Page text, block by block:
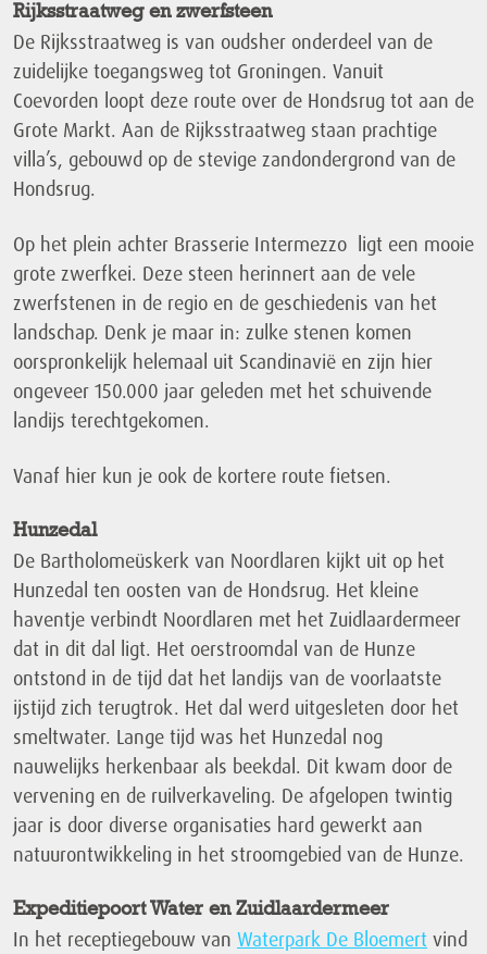
Rijksstraatweg en zwerfsteen
De Rijksstraatweg is van oudsher onderdeel van de
zuidelijke toegangsweg tot Groningen. Vanuit
Coevorden loopt deze route over de Hondsrug tot aan de
Grote Markt. Aan de Rijksstraatweg staan prachtige
villa’s, gebouwd op de stevige zandondergrond van de
Hondsrug.
Op het plein achter Brasserie Intermezzo ligt een mooie
grote zwerfkei. Deze steen herinnert aan de vele
zwerfstenen in de regio en de geschiedenis van het
landschap. Denk je maar in: zulke stenen komen
oorspronkelijk helemaal uit Scandinavië en zijn hier
ongeveer 150.000 jaar geleden met het schuivende
landijs terechtgekomen.
Vanaf hier kun je ook de kortere route fietsen.
Hunzedal
De Bartholomeüskerk van Noordlaren kijkt uit op het
Hunzedal ten oosten van de Hondsrug. Het kleine
haventje verbindt Noordlaren met het Zuidlaardermeer
dat in dit dal ligt. Het oerstroomdal van de Hunze
ontstond in de tijd dat het landijs van de voorlaatste
ijstijd zich terugtrok. Het dal werd uitgesleten door het
smeltwater. Lange tijd was het Hunzedal nog
nauwelijks herkenbaar als beekdal. Dit kwam door de
vervening en de ruilverkaveling. De afgelopen twintig
jaar is door diverse organisaties hard gewerkt aan
natuurontwikkeling in het stroomgebied van de Hunze.
Expeditiepoort Water en Zuidlaardermeer
In het receptiegebouw van Waterpark De Bloemert vind